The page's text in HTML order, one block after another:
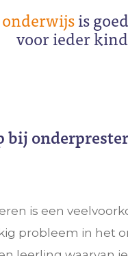
onderwijsis
voor ieder kind
bij
is een
probleem in het